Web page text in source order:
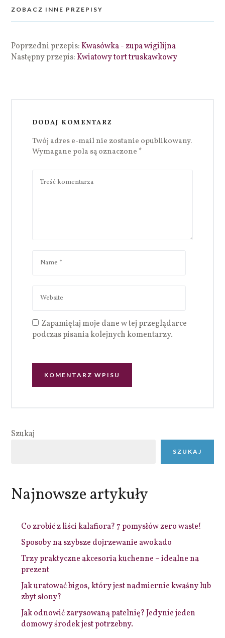
ZOBACZ INNE PRZEPISY
Poprzedni przepis:Kwasówka - zupa wigilijna
Następny przepis:Kwiatowy tort truskawkowy
DODAJ KOMENTARZ
Twój adres e-mail nie zostanie opublikowany.
Wymagane pola są oznaczone *
Zapamiętaj moje dane w tej przeglądarce
podczas pisania kolejnych komentarzy.
Szukaj
SZUKAJ
Najnowsze artykuły
Co zrobić z liści kalafiora? 7 pomysłów zero waste!
Sposoby na szybsze dojrzewanie awokado
Trzy praktyczne akcesoria kuchenne – idealne na
prezent
Jak uratować bigos, który jest nadmiernie kwaśny lub
zbyt słony?
Jak odnowić zarysowaną patelnię? Jedynie jeden
domowy środek jest potrzebny.